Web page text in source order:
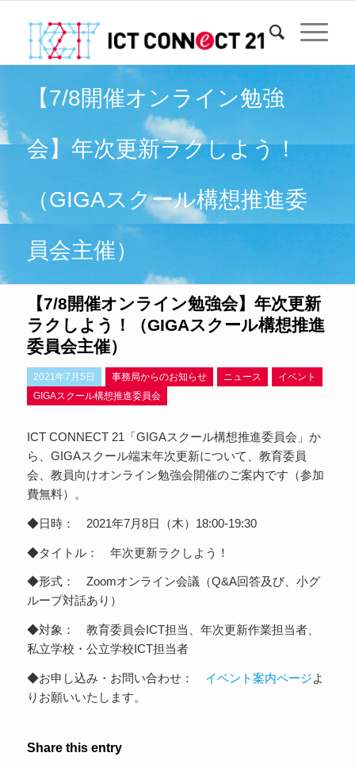
【7/8開催オンライン勉強
会】年次更新ラクしよう！
（GIGAスクール構想推進委
員会主催）
【7/8開催オンライン勉強会】年次更新
ラクしよう！（GIGAスクール構想推進
委員会主催）
2021年7月5日 事務局からのお知らせ ニュース
イベント
GIGAスクール構想推進委員会
ICT CONNECT 21「GIGAスクール構想推進委員会」か
ら、GIGAスクール端末年次更新について、教育委員
会、教員向けオンライン勉強会開催のご案内です（参加
費無料）。
◆日時： 2021年7月8日（木）18:00-19:30
◆タイトル： 年次更新ラクしよう！
◆形式： Zoomオンライン会議（Q&A回答及び、小グ
ループ対話あり）
◆対象： 教育委員会ICT担当、年次更新作業担当者、
私立学校・公立学校ICT担当者
◆お申し込み・お問い合わせ： イベント案内ページよ
りお願いいたします。
Share this entry